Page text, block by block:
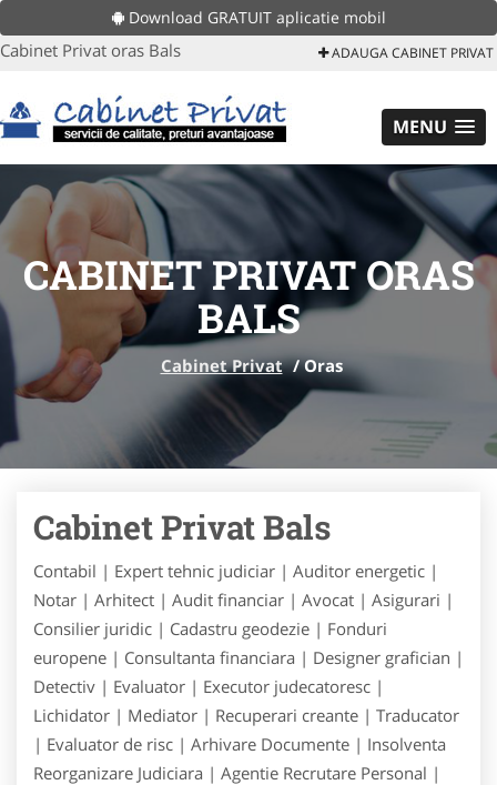
Download GRATUIT aplicatie mobil
Cabinet Privat oras Bals ADAUGA CABINET PRIVAT
MENU
CABINET PRIVAT ORAS
BALS
Cabinet Privat /Oras
Cabinet Privat Bals
Contabil | Expert tehnic judiciar | Auditor energetic |
Notar | Arhitect | Audit financiar | Avocat | Asigurari |
Consilier juridic | Cadastru geodezie | Fonduri
europene | Consultanta financiara | Designer grafician |
Detectiv | Evaluator | Executor judecatoresc |
Lichidator | Mediator | Recuperari creante | Traducator
| Evaluator de risc | Arhivare Documente | Insolventa
Reorganizare Judiciara | Agentie Recrutare Personal |